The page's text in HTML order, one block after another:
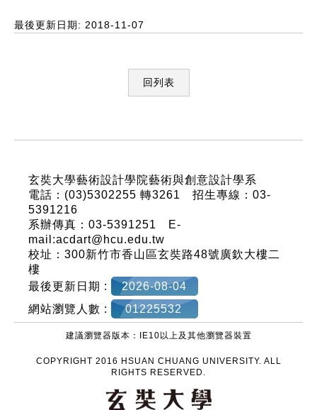
最後更新日期: 2018-11-07
回列表
玄奘大學藝術設計學院藝術與創意設計學系
電話：(03)5302255 轉3261 招生專線：03-
5391216
系辦傳真：03-5391251 E-
mail:acdart@hcu.edu.tw
校址：300新竹市香山區玄奘路48號廣欽大樓二
樓
最後更新日期 :
2026-08-04
網站瀏覽人數 :
01225532
建議瀏覽器版本：IE10以上及其他瀏覽器裝置
COPYRIGHT 2016 HSUAN CHUANG UNIVERSITY. ALL
RIGHTS RESERVED.